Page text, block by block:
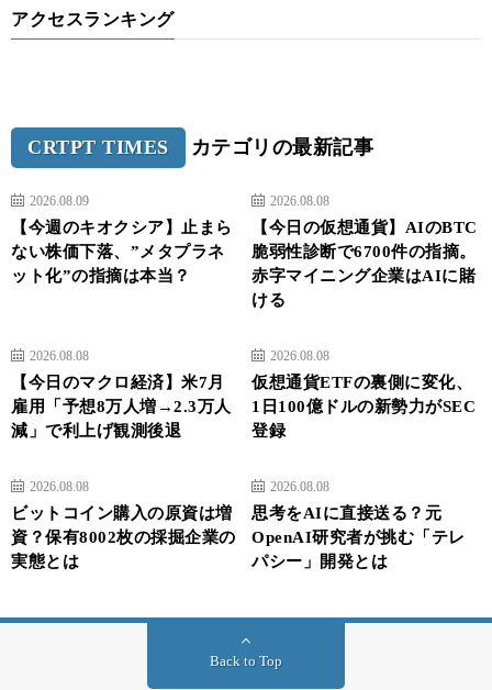
アクセスランキング
CRTPT TIMES カテゴリの最新記事
2026.08.09
【今週のキオクシア】止まら
ない株価下落、”メタプラネ
ット化”の指摘は本当？
2026.08.08
【今日の仮想通貨】AIのBTC
脆弱性診断で6700件の指摘。
赤字マイニング企業はAIに賭
ける
2026.08.08
【今日のマクロ経済】米7月
雇用「予想8万人増→2.3万人
減」で利上げ観測後退
2026.08.08
仮想通貨ETFの裏側に変化、
1日100億ドルの新勢力がSEC
登録
2026.08.08
ビットコイン購入の原資は増
資？保有8002枚の採掘企業の
実態とは
2026.08.08
思考をAIに直接送る？元
OpenAI研究者が挑む「テレ
パシー」開発とは
Back to Top